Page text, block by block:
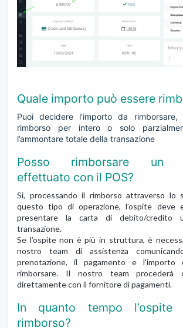
Quale importo può essere
Puoi decidere l’importo da
rimborso per intero o solo
l’ammontare totale della transazione
Posso rimborsare un
effettuato con il POS?
Si, processando il rimborso attraverso lo
questo tipo di operazione, l’ospite deve
presentare la carta di debito/credito
transazione.
Se l’ospite non è più in struttura, è
nostro team di assistenza
prenotazione, il pagamento e l'importo
rimborsare. Il nostro team procederà
direttamente con il fornitore di pagamenti.
In quanto tempo l’ospite
rimborso?